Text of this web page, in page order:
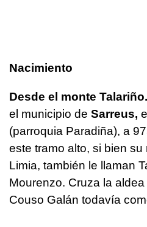
Nacimiento
Desde el monte Talariño.
el municipio de Sarreus,
(parroquia Paradiña), a
este tramo alto, si bien su
Limia, también le llaman
Mourenzo. Cruza la
Couso Galán todavía